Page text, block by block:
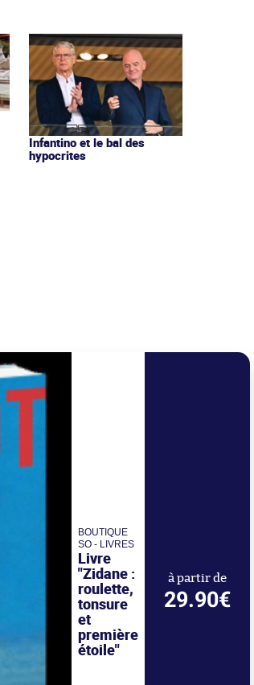
Infantino et le bal des
hypocrites
BOUTIQUE
SO - LIVRES
Livre
"Zidane :
roulette,
tonsure
et
première
étoile"
à partir de
29.90€